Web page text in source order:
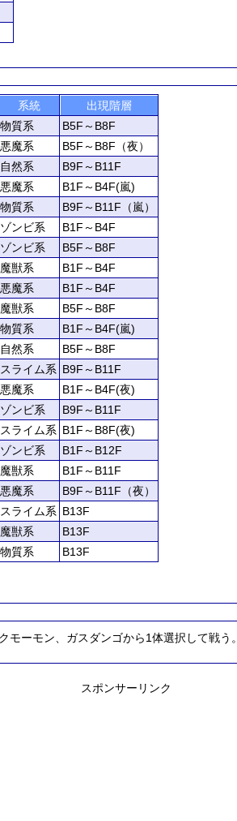
系統
出現階層
物質系
B5F～B8F
悪魔系
B5F～B8F（夜）
自然系
B9F～B11F
悪魔系
B1F～B4F(嵐)
物質系
B9F～B11F（嵐）
ゾンビ系
B1F～B4F
ゾンビ系
B5F～B8F
魔獣系
B1F～B4F
悪魔系
B1F～B4F
魔獣系
B5F～B8F
物質系
B1F～B4F(嵐)
自然系
B5F～B8F
スライム系 B9F～B11F
悪魔系
B1F～B4F(夜)
ゾンビ系
B9F～B11F
スライム系 B1F～B8F(夜)
ゾンビ系
B1F～B12F
魔獣系
B1F～B11F
悪魔系
B9F～B11F（夜）
スライム系 B13F
魔獣系
B13F
物質系 B13F
モーモン、ガスダンゴから1体選択して戦う。
スポンサーリンク